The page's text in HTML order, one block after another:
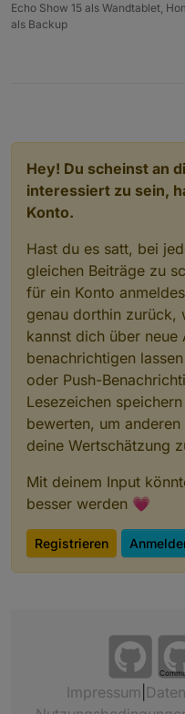
Echo Show 15 als Wandtablet,
als Backup
Hey! Du scheinst an
interessiert zu sein,
Konto.
Hast du es satt, bei
gleichen Beiträge zu
für ein Konto
genau dorthin zurück,
kannst dich über neue
benachrichtigen
oder Push-
Lesezeichen
bewerten, um
deine Wertschätzung
Mit deinem Input
besser werden 💗
Registrieren
Impressum